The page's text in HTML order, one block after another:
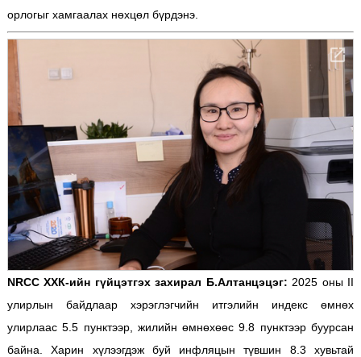
орлогыг хамгаалах нөхцөл бүрдэнэ.
NRCC ХХК-ийн гүйцэтгэх захирал Б.Алтанцэцэг: 2025 оны II
улирлын байдлаар хэрэглэгчийн итгэлийн индекс өмнөх
улирлаас 5.5 пунктээр, жилийн өмнөхөөс 9.8 пунктээр буурсан
байна. Харин хүлээгдэж буй инфляцын түвшин 8.3 хувьтай